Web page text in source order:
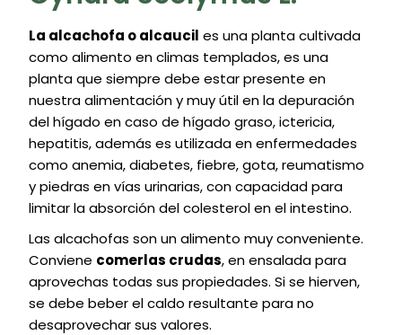
La alcachofa o alcaucil es una planta cultivada
como alimento en climas templados, es una
planta que siempre debe estar presente en
nuestra alimentación y muy útil en la depuración
del hígado en caso de hígado graso, ictericia,
hepatitis, además es utilizada en enfermedades
como anemia, diabetes, fiebre, gota, reumatismo
y piedras en vías urinarias, con capacidad para
limitar la absorción del colesterol en el intestino.
Las alcachofas son un alimento muy conveniente.
Conviene comerlas crudas, en ensalada para
aprovechas todas sus propiedades. Si se hierven,
se debe beber el caldo resultante para no
desaprovechar sus valores.